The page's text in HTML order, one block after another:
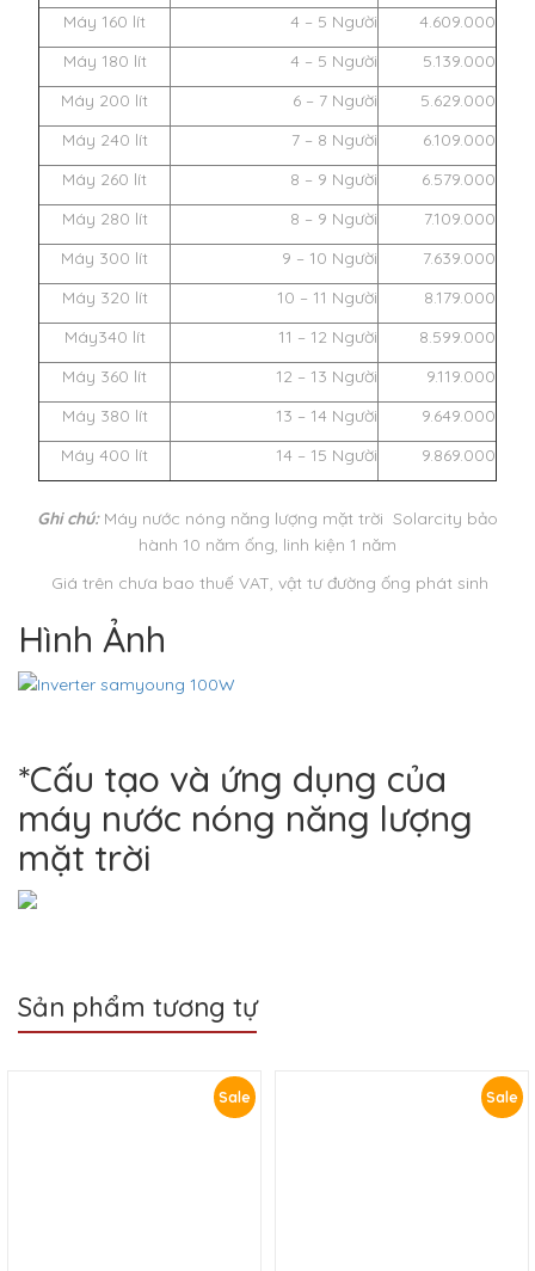
Máy 160 lít 4 – 5 Người
4.609.000
Máy 180 lít
4 – 5 Người
5.139.000
Máy 200 lít
6 – 7 Người
5.629.000
Máy 240 lít
7 – 8 Người
6.109.000
Máy 260 lít
8 – 9 Người
6.579.000
Máy 280 lít
8 – 9 Người
7.109.000
Máy 300 lít
9 – 10 Người
7.639.000
Máy 320 lít
10 – 11 Người
8.179.000
Máy340 lít
11 – 12 Người
8.599.000
Máy 360 lít
12 – 13 Người
9.119.000
Máy 380 lít
13 – 14 Người
9.649.000
Máy 400 lít
14 – 15 Người 9.869.000
Ghi chú:Máy nước nóng năng lượng mặt trời Solarcity bảo
hành 10 năm ống, linh kiện 1 năm
Giá trên chưa bao thuế VAT, vật tư đường ống phát sinh
Hình Ảnh
*Cấu tạo và ứng dụng của
máy nước nóng năng lượng
mặt trời
Sản phẩm tương tự
Sale Sale